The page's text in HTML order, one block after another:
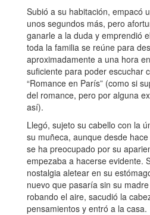
Subió a su habitación, empacó
unos segundos más, pero
ganarle a la duda y emprendió
toda la familia se reúne para
aproximadamente a una hora
suficiente para poder escuchar
“Romance en París” (como si
del romance, pero por alguna
así).
Llegó, sujeto su cabello con la
su muñeca, aunque desde
se ha preocupado por su
empezaba a hacerse evidente.
nostalgia aletear en su
nuevo que pasaría sin su
robando el aire, sacudió la
pensamientos y entró a la casa.